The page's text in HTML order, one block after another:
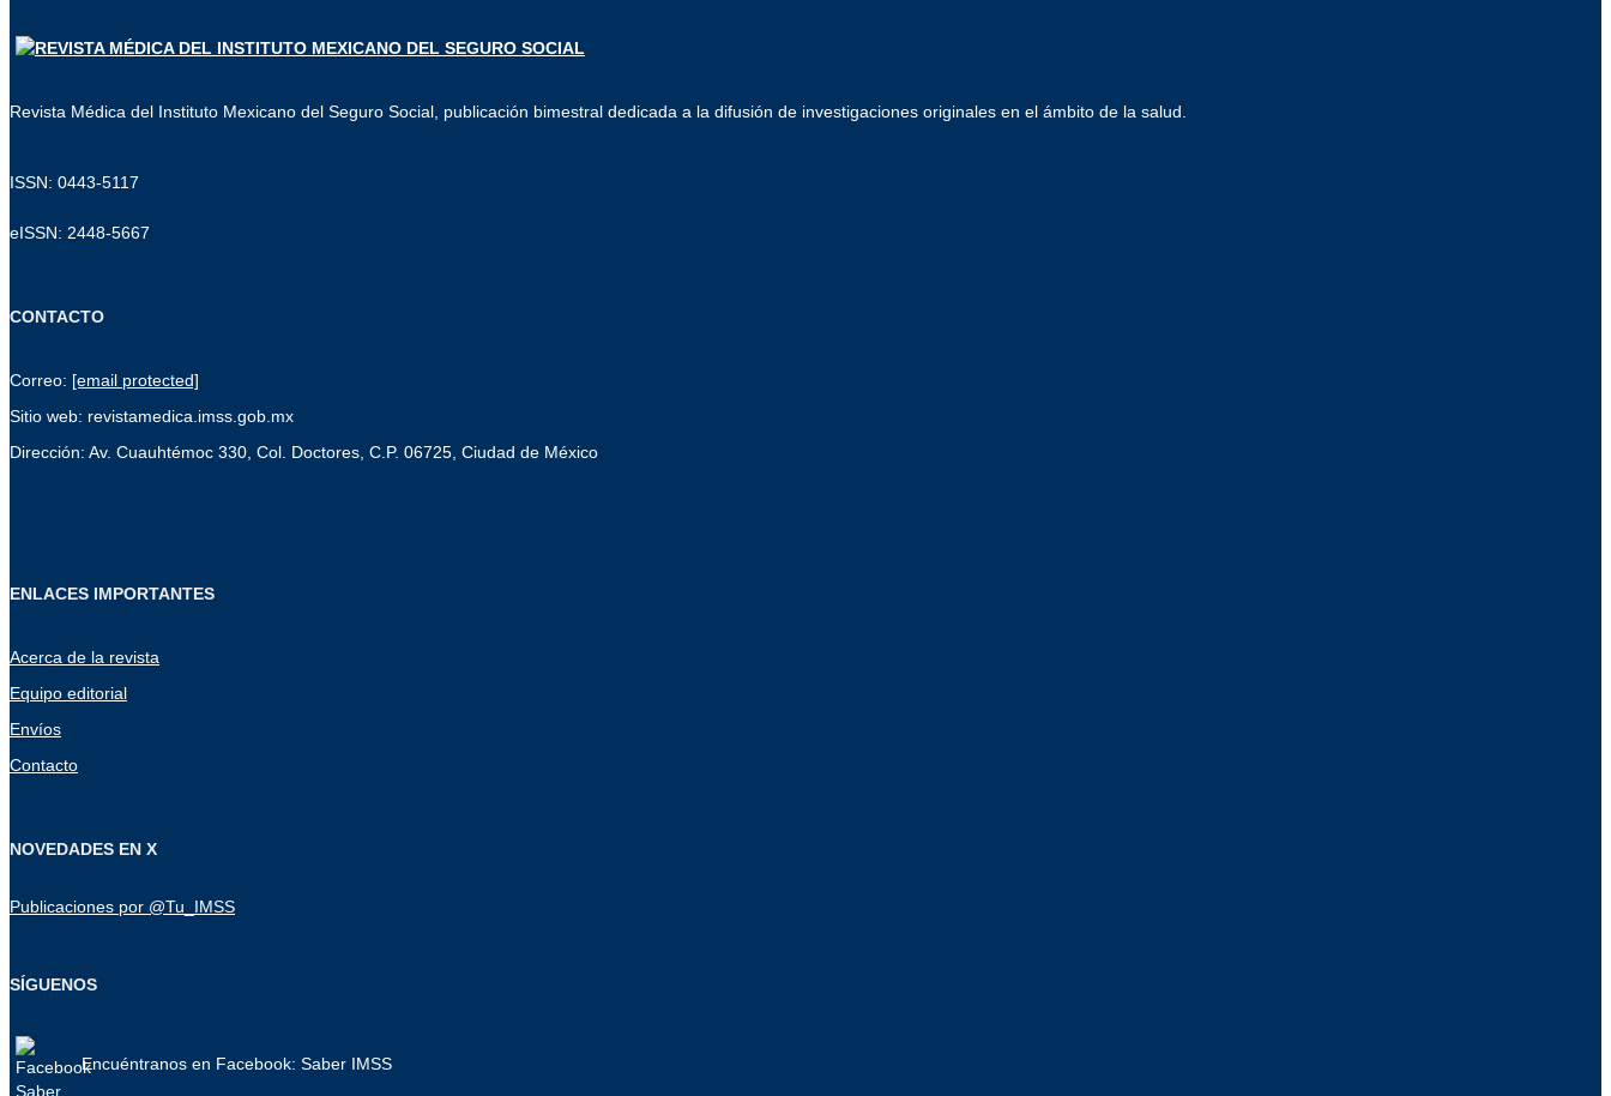
Revista Médica del Instituto Mexicano del Seguro Social, publicación bimestral dedicada a la difusión de investigaciones originales en el ámbito de la salud.
ISSN: 0443-5117
eISSN: 2448-5667
CONTACTO
Correo: [email protected]
Sitio web: revistamedica.imss.gob.mx
Dirección: Av. Cuauhtémoc 330, Col. Doctores, C.P. 06725, Ciudad de México
ENLACES IMPORTANTES
Acerca de la revista
Equipo editorial
Envíos
Contacto
NOVEDADES EN X
Publicaciones por @Tu_IMSS
SÍGUENOS
Encuéntranos en Facebook: Saber IMSS